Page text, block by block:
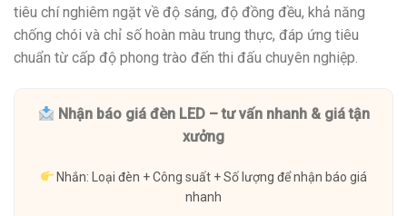
tiêu chí nghiêm ngặt về độ sáng, độ đồng đều, khả năng
chống chói và chỉ số hoàn màu trung thực, đáp ứng tiêu
chuẩn từ cấp độ phong trào đến thi đấu chuyên nghiệp.
Nhận báo giá đèn LED – tư vấn nhanh & giá tận
xưởng
Nhắn: Loại đèn + Công suất + Số lượng để nhận báo giá
nhanh